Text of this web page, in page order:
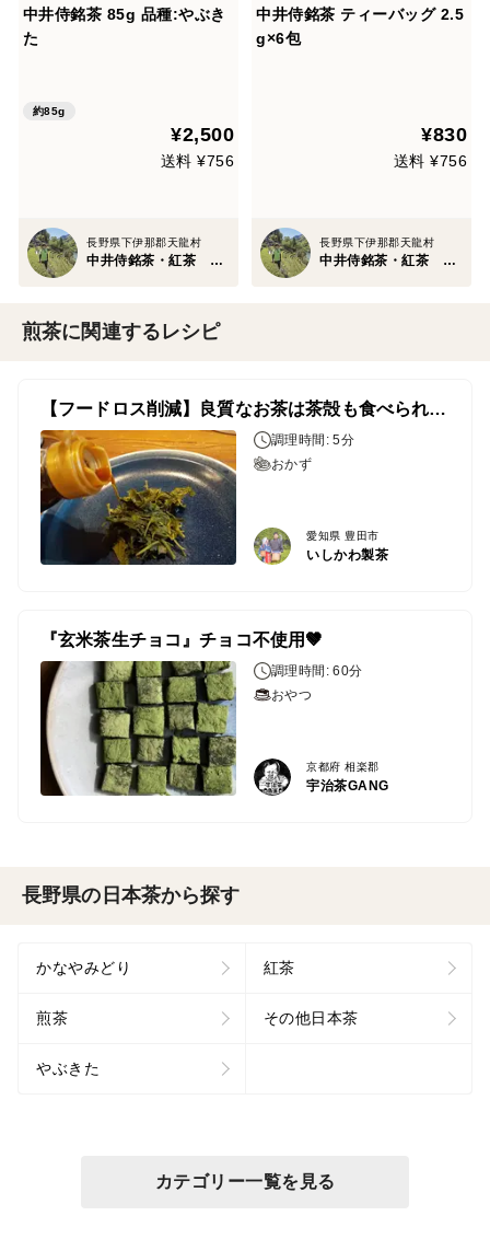
中井侍銘茶 85g 品種:やぶき
た
約85g
¥2,500
送料 ¥756
長野県下伊那郡天龍村
中井侍銘茶・紅茶 なかや農園 ニ代目七郎平
中井侍銘茶 ティーバッグ 2.5
g×6包
¥830
送料 ¥756
長野県下伊那郡天龍村
中井侍銘茶・紅茶 なかや農園 ニ代目七郎平
煎茶に関連するレシピ
【フードロス削減】良質なお茶は茶殻も食べられます♪
調理時間: 5分
おかず
愛知県 豊田市
いしかわ製茶
『玄米茶生チョコ』チョコ不使用🤎
調理時間: 60分
おやつ
京都府 相楽郡
宇治茶GANG
長野県の日本茶から探す
かなやみどり 紅茶
煎茶 その他日本茶
やぶきた
カテゴリー一覧を見る